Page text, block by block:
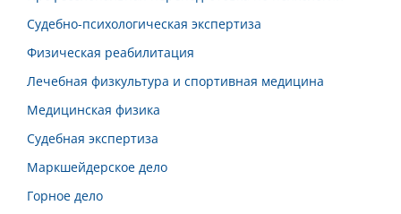
Судебно-психологическая экспертиза
Физическая реабилитация
Лечебная физкультура и спортивная медицина
Медицинская физика
Судебная экспертиза
Маркшейдерское дело
Горное дело